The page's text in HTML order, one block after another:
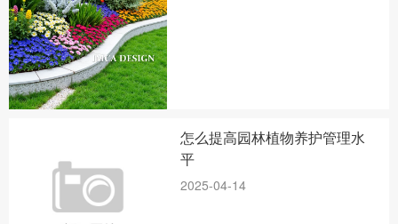
怎么提高园林植物养护管理水
平
2025-04-14